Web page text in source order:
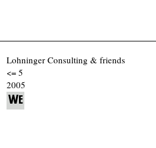
Lohninger Consulting & friends
<= 5
2005
WE